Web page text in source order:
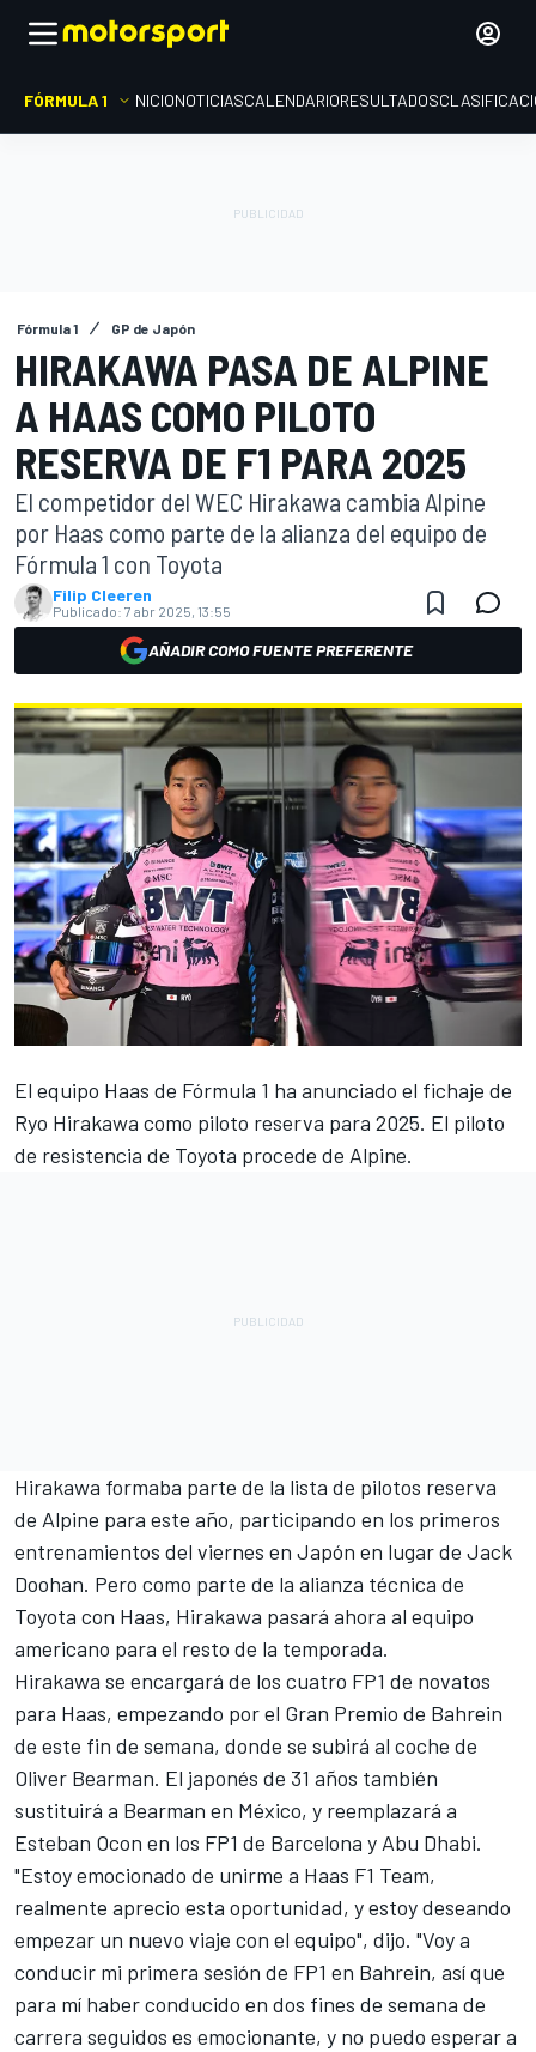
FÓRMULA 1 INICIONOTICIASCALENDARIORESULTADOS
Fórmula 1 GP de Japón
HIRAKAWA PASA DE ALPINE
A HAAS COMO PILOTO
RESERVA DE F1 PARA 2025
El competidor del WEC Hirakawa cambia Alpine
por Haas como parte de la alianza del equipo de
Fórmula 1 con Toyota
Filip Cleeren
Publicado: 7 abr 2025, 13:55
AÑADIR COMO FUENTE PREFERENTE
El equipo Haas de Fórmula 1 ha anunciado el fichaje de
Ryo Hirakawa como piloto reserva para 2025. El piloto
de resistencia de Toyota procede de Alpine.
Hirakawa formaba parte de la lista de pilotos reserva
de Alpine para este año, participando en los primeros
entrenamientos del viernes en Japón en lugar de Jack
Doohan. Pero como parte de la alianza técnica de
Toyota con Haas, Hirakawa pasará ahora al equipo
americano para el resto de la temporada.
Hirakawa se encargará de los cuatro FP1 de novatos
para Haas, empezando por el Gran Premio de Bahrein
de este fin de semana, donde se subirá al coche de
Oliver Bearman. El japonés de 31 años también
sustituirá a Bearman en México, y reemplazará a
Esteban Ocon en los FP1 de Barcelona y Abu Dhabi.
"Estoy emocionado de unirme a Haas F1 Team,
realmente aprecio esta oportunidad, y estoy deseando
empezar un nuevo viaje con el equipo", dijo. "Voy a
conducir mi primera sesión de FP1 en Bahrein, así que
para mí haber conducido en dos fines de semana de
carrera seguidos es emocionante, y no puedo esperar a